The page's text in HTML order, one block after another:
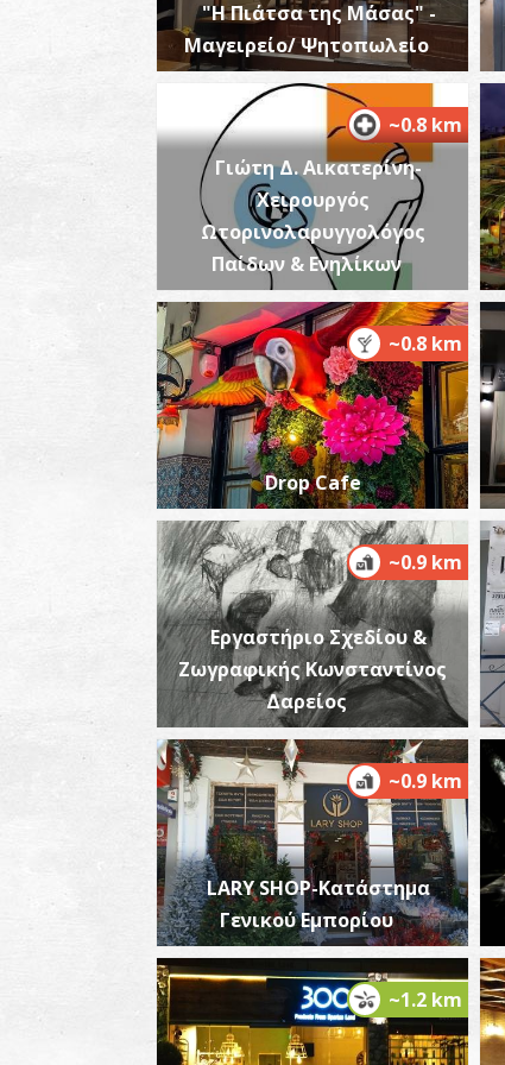
"Η Πιάτσα της Μάσας" -
Μαγειρείο/ Ψητοπωλείο
~0.8 km
Γιώτη Δ. Αικατερίνη-
Χειρουργός
Ωτορινολαρυγγολόγος
Παίδων & Ενηλίκων
~0.8 km
Drop Cafe
~0.9 km
Εργαστήριο Σχεδίου &
Ζωγραφικής Κωνσταντίνος
Δαρείος
~0.9 km
LARY SHOP-Κατάστημα
Γενικού Εμπορίου
~1.2 km